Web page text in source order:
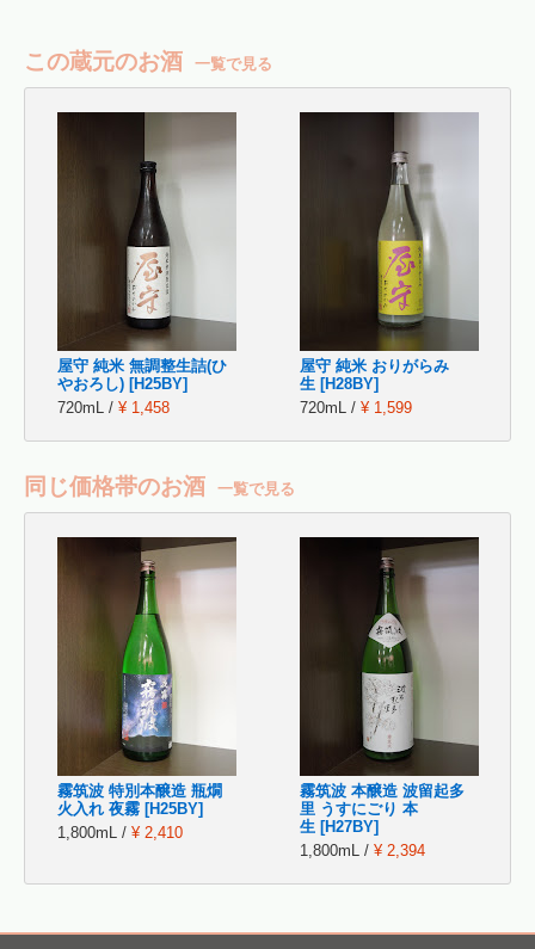
この蔵元のお酒 一覧で見る
屋守 純米 無調整生詰(ひ
やおろし) [H25BY]
720mL / ¥ 1,458
屋守 純米 おりがらみ
生 [H28BY]
720mL / ¥ 1,599
同じ価格帯のお酒 一覧で見る
霧筑波 特別本醸造 瓶燗
火入れ 夜霧 [H25BY]
1,800mL / ¥ 2,410
霧筑波 本醸造 波留起多
里 うすにごり 本
生 [H27BY]
1,800mL / ¥ 2,394